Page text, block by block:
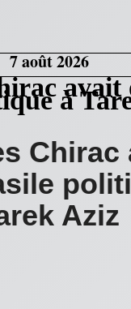
7 août 2026
à
Chirac
Aziz